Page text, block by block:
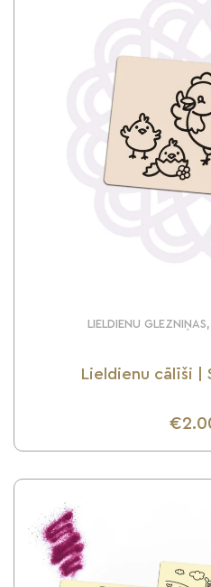
LIELDIENU
Lieldienu cālīši |
UZZINI